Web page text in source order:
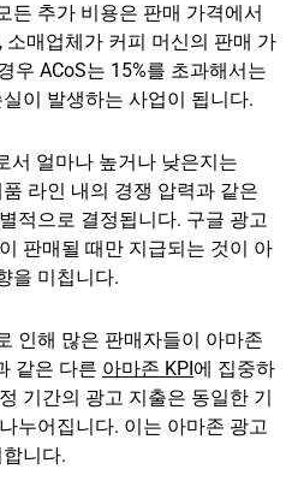
든 추가 비용은 판매 가격에서
매업체가 커피 머신의 판매 가
우 ACoS는 15%를 초과해서는
이 발생하는 사업이 됩니다.
서 얼마나 높거나 낮은지는
라인 내의 경쟁 압력과 같은
적으로 결정됩니다. 구글 광고
판매될 때만 지급되는 것이 아
을 미칩니다.
인해 많은 판매자들이 아마존
같은 다른 아마존 KPI 에 집중하
기간의 광고 지출은 동일한 기
누어집니다. 이는 아마존 광고
니다.